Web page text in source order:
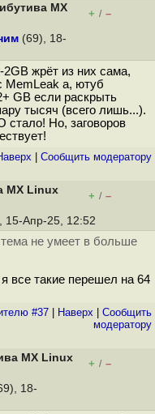
MX
+ / –
(69), 18-
жрёт из них сама,
MemLeak а, ютуб
GB если раскрыть
тысяч (всего лишь...).
стало! Но, заговоров
Cообщить модератору
MX Linux
+ / –
15-Апр-25, 12:52
не умеет в больше
все такие перешел на 64
#37 Наверх
Cообщить
модератору
MX Linux
+ / –
18-